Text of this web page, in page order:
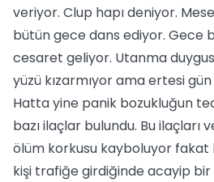
veriyor. Clup hapı deniyor.
bütün gece dans ediyor. Gece
cesaret geliyor. Utanma
yüzü kızarmıyor ama ertesi
Hatta yine panik bozukluğun
bazı ilaçlar bulundu. Bu ilaçları
ölüm korkusu kayboluyor fakat
kişi trafiğe girdiğinde acayip